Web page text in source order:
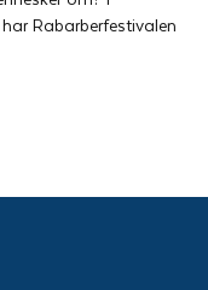
Rabarberfestivalen